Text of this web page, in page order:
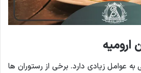
ارومیه
به عوامل زیادی دارد. برخی از رستوران ها